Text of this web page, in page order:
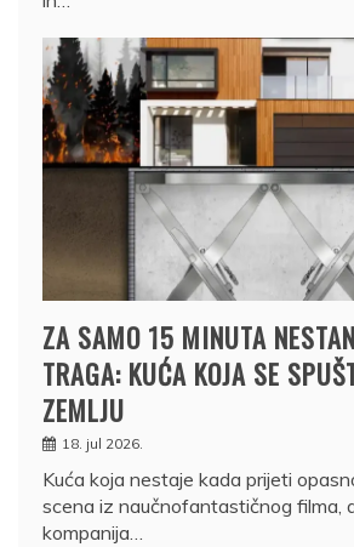
ZA SAMO 15 MINUTA
TRAGA: KUĆA KOJA SE
ZEMLJU
18. jul 2026.
Kuća koja nestaje kada prijeti
scena iz naučnofantastičnog filma,
kompanija…